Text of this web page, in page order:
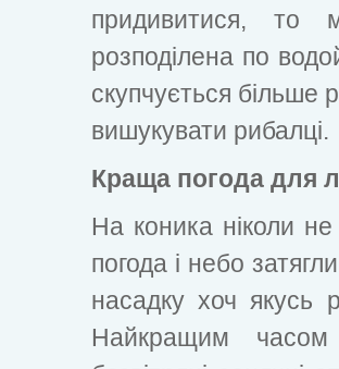
придивитися, то
розподілена по
скупчується більше
вишукувати рибалці.
Краща погода для
На коника ніколи не
погода і небо
насадку хоч якусь
Найкращим